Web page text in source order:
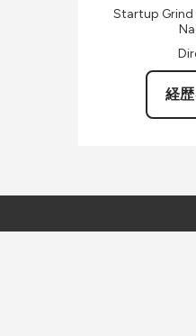
Startup Grind
経